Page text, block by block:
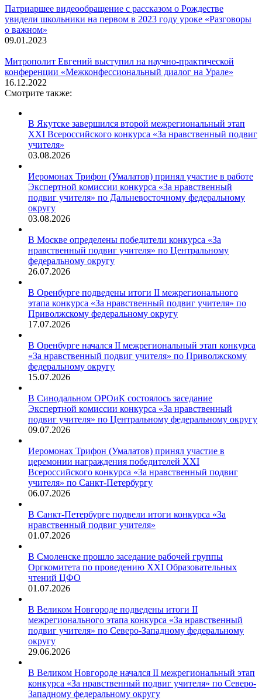
Патриаршее видеообращение с рассказом о Рождестве
увидели школьники на первом в 2023 году уроке «Разговоры
о важном»
09.01.2023
Митрополит Евгений выступил на научно-практической
конференции «Межконфессиональный диалог на Урале»
16.12.2022
Смотрите также:
В Якутске завершился второй межрегиональный этап
XXI Всероссийского конкурса «За нравственный подвиг
учителя»
03.08.2026
Иеромонах Трифон (Умалатов) принял участие в работе
Экспертной комиссии конкурса «За нравственный
подвиг учителя» по Дальневосточному федеральному
округу
03.08.2026
В Москве определены победители конкурса «За
нравственный подвиг учителя» по Центральному
федеральному округу
26.07.2026
В Оренбурге подведены итоги II межрегионального
этапа конкурса «За нравственный подвиг учителя» по
Приволжскому федеральному округу
17.07.2026
В Оренбурге начался II межрегиональный этап конкурса
«За нравственный подвиг учителя» по Приволжскому
федеральному округу
15.07.2026
В Синодальном ОРОиК состоялось заседание
Экспертной комиссии конкурса «За нравственный
подвиг учителя» по Центральному федеральному округу
09.07.2026
Иеромонах Трифон (Умалатов) принял участие в
церемонии награждения победителей XXI
Всероссийского конкурса «За нравственный подвиг
учителя» по Санкт-Петербургу
06.07.2026
В Санкт-Петербурге подвели итоги конкурса «За
нравственный подвиг учителя»
01.07.2026
В Смоленске прошло заседание рабочей группы
Оргкомитета по проведению XXI Образовательных
чтений ЦФО
01.07.2026
В Великом Новгороде подведены итоги II
межрегионального этапа конкурса «За нравственный
подвиг учителя» по Северо-Западному федеральному
округу
29.06.2026
В Великом Новгороде начался II межрегиональный этап
конкурса «За нравственный подвиг учителя» по Северо-
Западному федеральному округу